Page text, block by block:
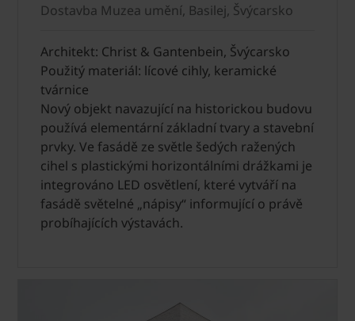
Dostavba Muzea umění, Basilej, Švýcarsko
Architekt: Christ & Gantenbein, Švýcarsko
Použitý materiál: lícové cihly, keramické
tvárnice
Nový objekt navazující na historickou budovu
používá elementární základní tvary a stavební
prvky. Ve fasádě ze světle šedých ražených
cihel s plastickými horizontálními drážkami je
integrováno LED osvětlení, které vytváří na
fasádě světelné „nápisy“ informující o právě
probíhajících výstavách.